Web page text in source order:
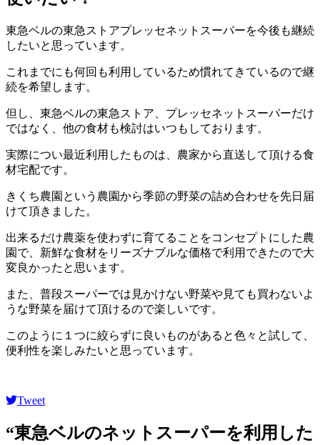
東急ベルの東急ストアプレッセネットスーパーを今後も継続
したいと思っています。
これまでにも何回も利用しているため慣れてきているので継
続を希望します。
但し、東急ベルの東急ストア、プレッセネットスーパーだけ
ではなく、他の食材も検討はいつもしております。
実際につい最近利用したものは、農家から直送して頂ける食
材宅配です。
きくち農園という農園から季節の野菜の詰め合わせを先日届
けて頂きました。
出来るだけ農薬を使わずに育てることをコンセプトにした農
園で、新鮮な食材をリーズナブルな価格で利用できたので大
変良かったと思います。
また、普段スーパーでは見かけない野菜や見ても買わないよ
うな野菜を届けて頂けるので楽しいです。
このように１つに絞らずに良いものがあると色々と試して、
便利性を楽しみたいと思っています。
Tweet
“東急ベルのネットスーパーを利用した